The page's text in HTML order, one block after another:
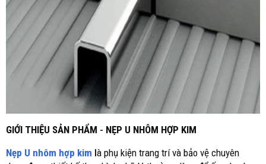
GIỚI THIỆU SẢN PHẨM - NẸP U NHÔM HỢP KIM
Nẹp U nhôm hợp kim là phụ kiện trang trí và bảo vệ chuyên